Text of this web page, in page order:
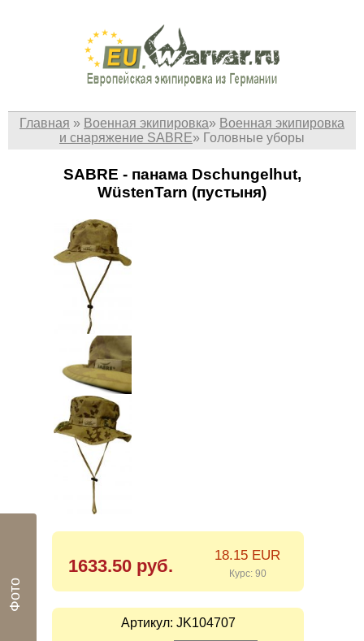
Главная » Военная экипировка» Военная экипировка
и снаряжение SABRE» Головные уборы
SABRE - панама Dschungelhut,
WüstenTarn (пустыня)
1633.50 руб.
18.15 EUR
Курс: 90
Артикул: JK104707
Фото